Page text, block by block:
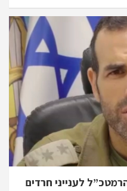
לענייני חרדים